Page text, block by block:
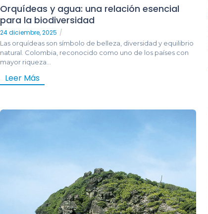
Orquídeas y agua: una relación esencial
para la biodiversidad
24 diciembre, 2025 /
Las orquídeas son símbolo de belleza, diversidad y equilibrio
natural. Colombia, reconocido como uno de los países con
mayor riqueza...
Leer Más